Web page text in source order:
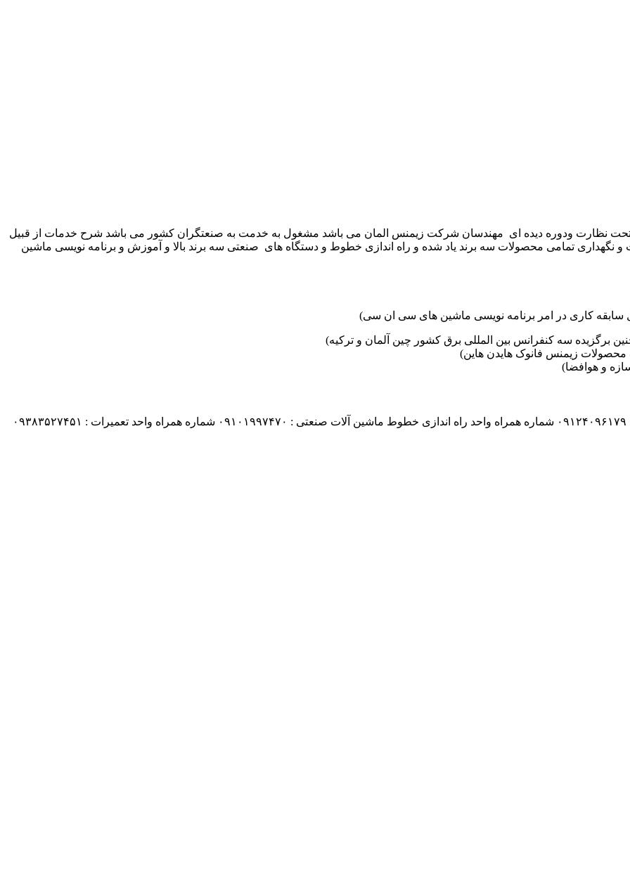
تکنوست با مدیریت مهندس علی فرخانی که از سال ۱۳۶۵ تحت نظارت ودوره دیده ای مهندسان شرکت زیمنس المان می باشد مشغول به خدمت به صنعتگران کشور می باشد شرح خدمات از قبیل
نگهداری تمامی محصولات سه برند یاد شده و راه اندازی خطوط و دستگاه های صنعتی سه برند بالا و آموزش و برنامه نویسی ماشین
برگزیده سه کنفرانس بین المللی برق کشور چین آلمان و ترکیه)
زیمنس فانوک هایدن هاین)
و هوافضا)